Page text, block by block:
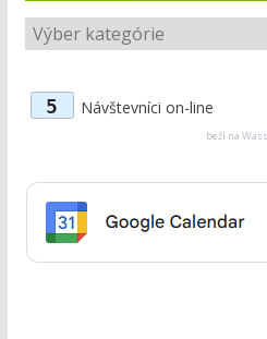
K
a
r
5 Návštevníci on-line
beží na